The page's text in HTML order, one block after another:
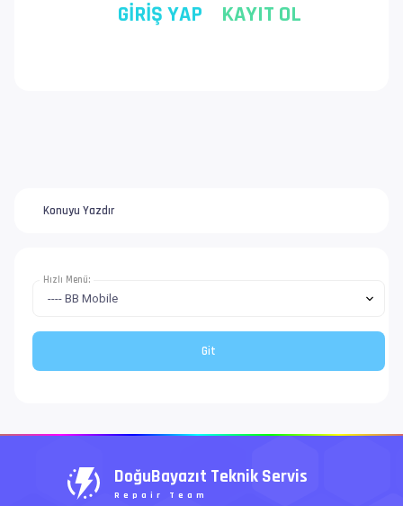
GİRİŞ YAP KAYIT OL
Konuyu Yazdır
Hızlı Menü:
DoğuBayazıt Teknik Servis
Repair Team